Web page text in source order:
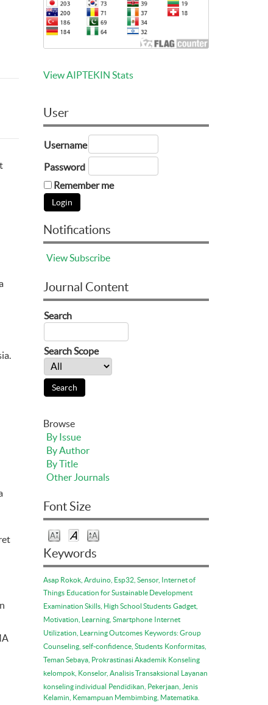
View AIPTEKIN Stats
User
Username
Password
Remember me
Notifications
ViewSubscribe
Journal Content
Search
Search Scope
Browse
By Issue
By Author
By Title
Other Journals
Font Size
Keywords
Asap Rokok, Arduino, Esp32, Sensor, Internet of
Things Education for Sustainable Development
Examination Skills, High School Students Gadget,
Motivation, Learning, Smartphone Internet
Utilization, Learning Outcomes Keywords: Group
Counseling, self-confidence, Students Konformitas,
Teman Sebaya, Prokrastinasi Akademik Konseling
kelompok, Konselor, Analisis Transaksional
Layanan
konseling individual Pendidikan, Pekerjaan, Jenis
Kelamin, Kemampuan Membimbing, Matematika.